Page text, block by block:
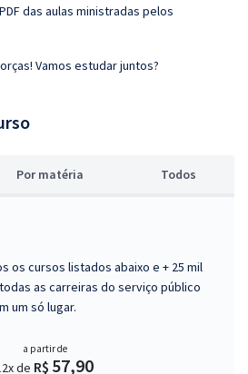
das aulas ministradas pelos
Vamos estudar juntos?
Por matéria Todos
os cursos listados abaixo e + 25 mil
as carreiras do serviço público
um só lugar.
a partir de
de R$ 57,90